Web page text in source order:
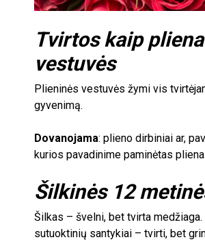
Tvirtos kaip
vestuvės
Plieninės vestuvės žymi vis
gyvenimą.
Dovanojama: plieno dirbiniai ar,
kurios pavadinime paminėtas
Šilkinės 12
Šilkas – švelni, bet tvirta medžiaga.
sutuoktinių santykiai – tvirti, bet